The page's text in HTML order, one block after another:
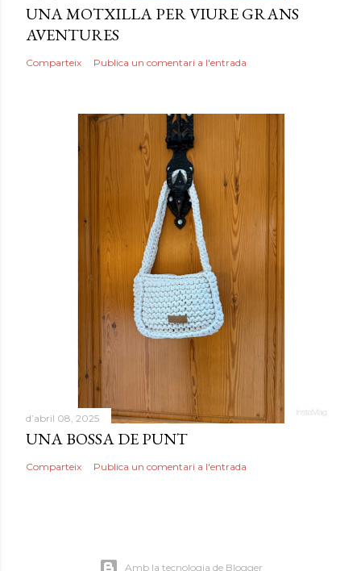
UNA MOTXILLA PER VIURE GRANS
AVENTURES
Comparteix Publica un comentari a l'entrada
d’abril 08, 2025
UNA BOSSA DE PUNT
Comparteix Publica un comentari a l'entrada
Amb la tecnologia de Blogger